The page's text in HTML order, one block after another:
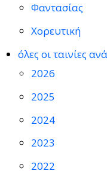
Φαντασίας
Χορευτική
όλες οι ταινίες
2026
2025
2024
2023
2022